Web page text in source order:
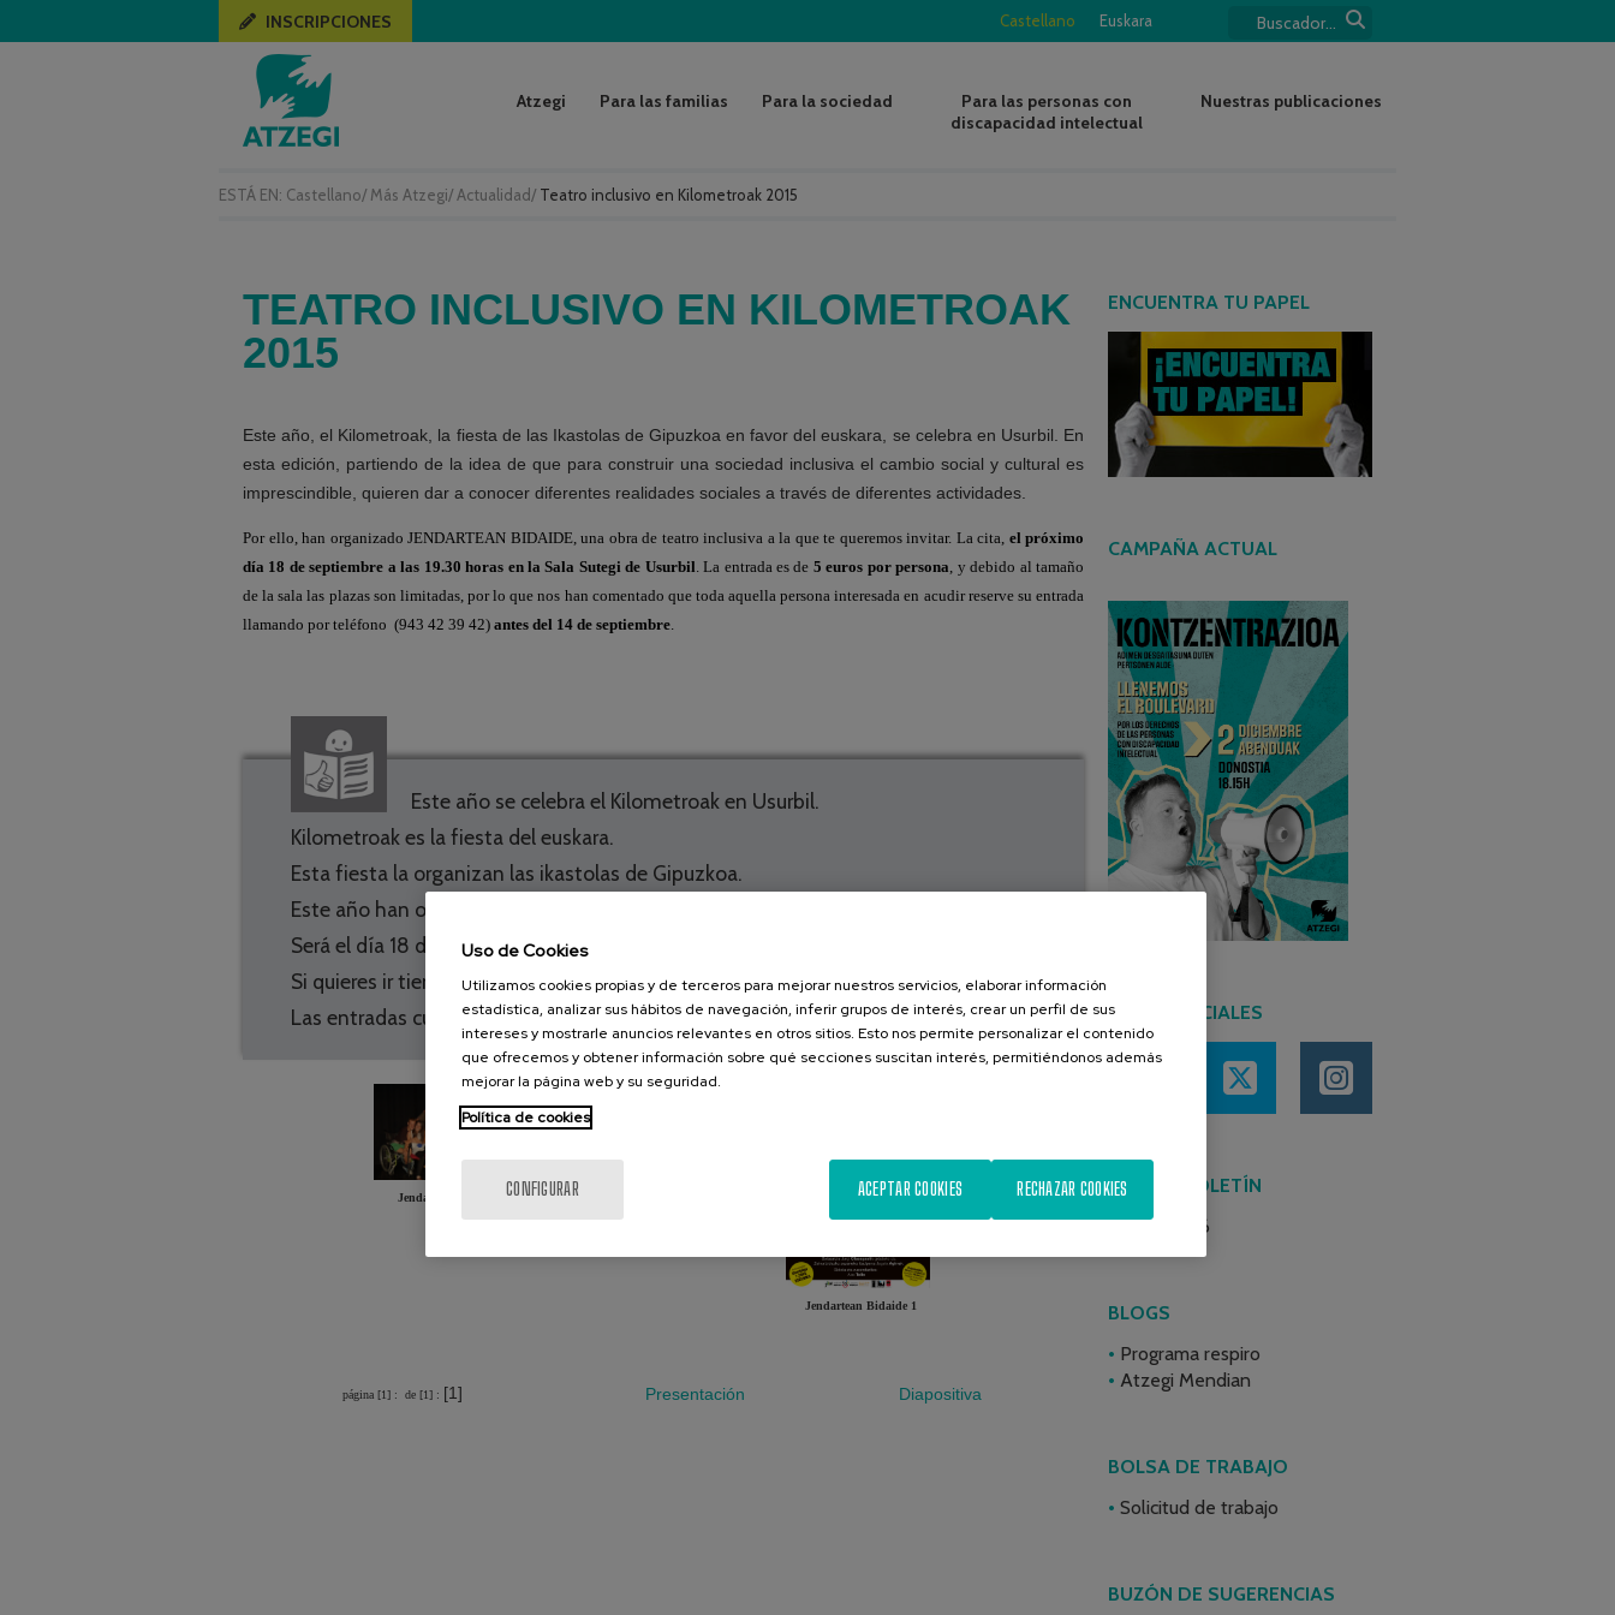
ESTÁ EN: Castellano/ Más Atzegi/ Actualidad/ Teatro inclusivo en Kilometroak 2015
Castellano Euskara
INSCRIPCIONES
Atzegi Para las familias Para la sociedad
Para las personas con
discapacidad intelectual
Nuestras publicaciones
TEATRO INCLUSIVO EN KILOMETROAK
2015
Este año, el Kilometroak, la fiesta de las Ikastolas de Gipuzkoa en favor del euskara, se celebra en Usurbil. En
esta edición, partiendo de la idea de que para construir una sociedad inclusiva el cambio social y cultural es
imprescindible, quieren dar a conocer diferentes realidades sociales a través de diferentes actividades.
Por ello, han organizado JENDARTEAN BIDAIDE, una obra de teatro inclusiva a la que te queremos invitar. La cita, el próximo
día 18 de septiembre a las 19.30 horas en la Sala Sutegi de Usurbil. La entrada es de 5 euros por persona, y debido al tamaño
de la sala las plazas son limitadas, por lo que nos han comentado que toda aquella persona interesada en acudir reserve su entrada
llamando por teléfono (943 42 39 42) antes del 14 de septiembre.
Este año se celebra el Kilometroak en Usurbil.
Kilometroak es la fiesta del euskara.
Esta fiesta la organizan las ikastolas de Gipuzkoa.
Este año han organizado un teatro inclusivo.
Será el día 18 de septiembre a las 19,30h.
Si quieres ir tienes que llamar al 943 423 942 y reservar tu entrada.
Las entradas cuestan 5 euros
Jendartean Bidaide
Jendartean Bidaide 1
página [1] : de [1] : [1] Presentación Diapositiva
ENCUENTRA TU PAPEL
CAMPAÑA ACTUAL
REDES SOCIALES
ÚLTIMO BOLETÍN
Junio 2026
BLOGS
Programa respiro
Atzegi Mendian
BOLSA DE TRABAJO
Solicitud de trabajo
BUZÓN DE SUGERENCIAS
Uso de Cookies
Utilizamos cookies propias y de terceros para mejorar nuestros servicios, elaborar información
estadística, analizar sus hábitos de navegación, inferir grupos de interés, crear un perfil de sus
intereses y mostrarle anuncios relevantes en otros sitios. Esto nos permite personalizar el contenido
que ofrecemos y obtener información sobre qué secciones suscitan interés, permitiéndonos además
mejorar la página web y su seguridad.
Política de cookies
CONFIGURAR RECHAZAR COOKIES
ACEPTAR COOKIES